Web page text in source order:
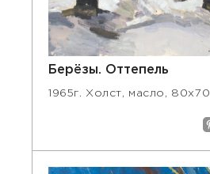
Берёзы. Оттепель
1965г. Холст, масло, 80х70